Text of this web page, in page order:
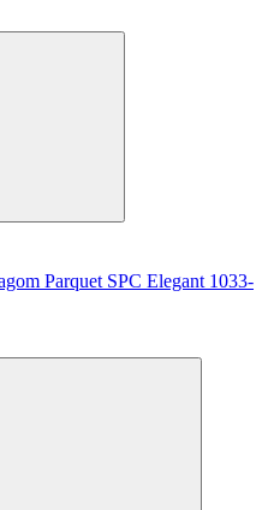
Parquet SPC Elegant 1033-